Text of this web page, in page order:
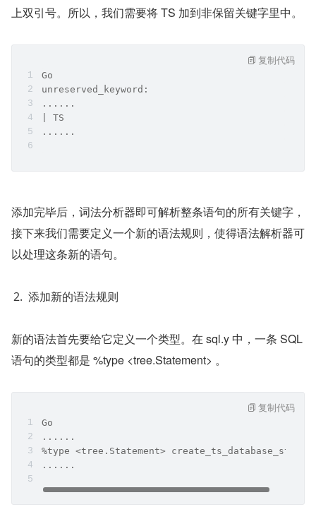
上双引号。所以，我们需要将 TS 加到非保留关键字里中。
Go
unreserved_keyword:
......
| TS
......
复制代码
添加完毕后，词法分析器即可解析整条语句的所有关键字，
接下来我们需要定义一个新的语法规则，使得语法解析器可
以处理这条新的语句。
添加新的语法规则
新的语法首先要给它定义一个类型。在 sql.y 中，一条 SQL
语句的类型都是 %type <tree.Statement> 。
Go
......
%type <tree.Statement> create_ts_database_stmt
......
复制代码